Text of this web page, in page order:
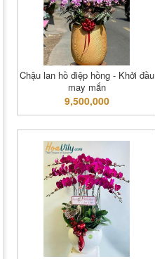
Chậu lan hồ điệp hồng - Khởi đầu
may mắn
9,500,000